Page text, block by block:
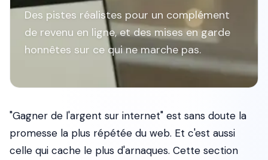
Des pistes réalistes pour un complément
de revenu en ligne, et des mises en garde
honnêtes sur ce qui ne marche pas.
"Gagner de l'argent sur internet" est sans doute la
promesse la plus répétée du web. Et c'est aussi
celle qui cache le plus d'arnaques. Cette section